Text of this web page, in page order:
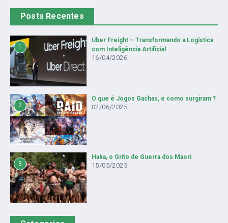
Posts Recentes
1
Uber Freight – Transformando a Logística
com Inteligência Artificial
16/04/2026
2
O que é Jogos Gachas, e como surgiram ?
02/06/2025
3
Haka, o Grito de Guerra dos Maori
15/05/2025